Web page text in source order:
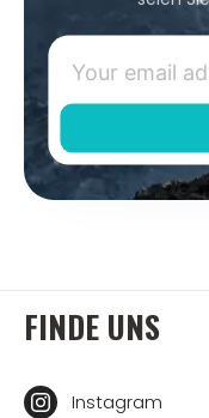
FINDE UNS
Instagram